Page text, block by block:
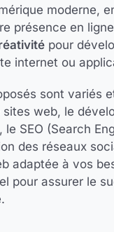
moderne,
présence en
pour
internet ou
sont variés
web, le
SEO (Search
des réseaux
adaptée à vos
pour assurer le